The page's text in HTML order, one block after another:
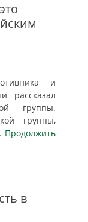
и
рассказал
группы.
группы,
Продолжить
в